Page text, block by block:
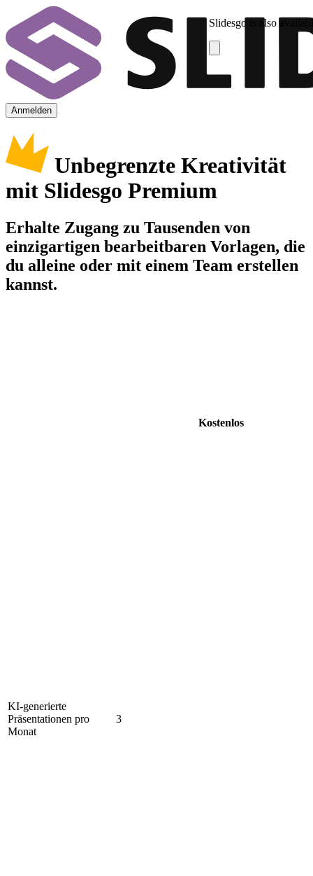
Slidesgo is also
Anmelden
Unbegrenzte Kreativität
mit Slidesgo Premium
Erhalte Zugang zu Tausenden von
einzigartigen bearbeitbaren Vorlagen, die
du alleine oder mit einem Team erstellen
kannst.
Kostenlos
KI-generierte
Präsentationen pro
Monat
3